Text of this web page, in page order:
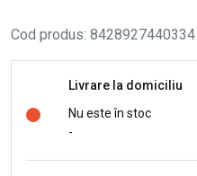
Cod produs: 8428927440334
Livrare la domiciliu
Nu este în stoc
-